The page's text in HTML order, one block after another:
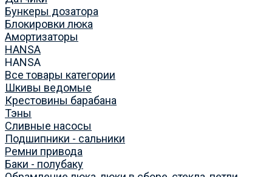
Бункеры дозатора
Блокировки люка
Амортизаторы
HANSA
HANSA
Все товары категории
Шкивы ведомые
Крестовины барабана
Тэны
Сливные насосы
Подшипники - сальники
Ремни привода
Баки - полубаку